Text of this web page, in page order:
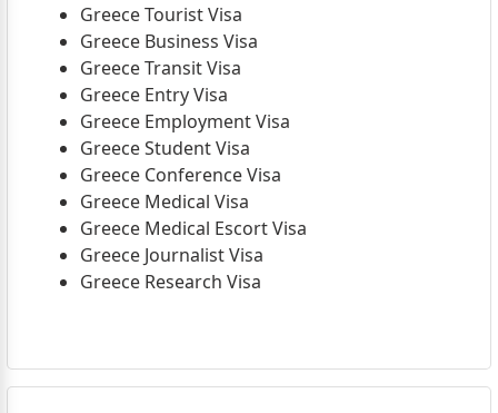
Greece Tourist Visa
Greece Business Visa
Greece Transit Visa
Greece Entry Visa
Greece Employment Visa
Greece Student Visa
Greece Conference Visa
Greece Medical Visa
Greece Medical Escort Visa
Greece Journalist Visa
Greece Research Visa